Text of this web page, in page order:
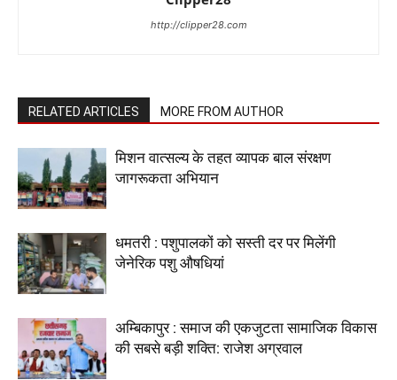
http://clipper28.com
RELATED ARTICLES MORE FROM AUTHOR
मिशन वात्सल्य के तहत व्यापक बाल संरक्षण
जागरूकता अभियान
धमतरी : पशुपालकों को सस्ती दर पर मिलेंगी
जेनेरिक पशु औषधियां
अम्बिकापुर : समाज की एकजुटता सामाजिक विकास
की सबसे बड़ी शक्ति: राजेश अग्रवाल